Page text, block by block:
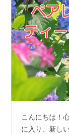
こんにちは！
に入り、新し